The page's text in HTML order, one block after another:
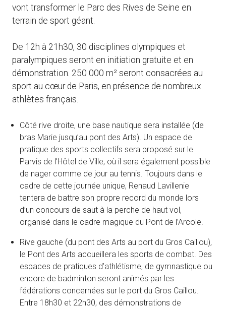
vont transformer le Parc des Rives de Seine en
terrain de sport géant.
De 12h à 21h30, 30 disciplines olympiques et
paralympiques seront en initiation gratuite et en
démonstration. 250 000 m² seront consacrées au
sport au cœur de Paris, en présence de nombreux
athlètes français.
Côté rive droite, une base nautique sera installée (de
bras Marie jusqu’au pont des Arts). Un espace de
pratique des sports collectifs sera proposé sur le
Parvis de l’Hôtel de Ville, où il sera également possible
de nager comme de jour au tennis. Toujours dans le
cadre de cette journée unique, Renaud Lavillenie
tentera de battre son propre record du monde lors
d’un concours de saut à la perche de haut vol,
organisé dans le cadre magique du Pont de l’Arcole.
Rive gauche (du pont des Arts au port du Gros Caillou),
le Pont des Arts accueillera les sports de combat. Des
espaces de pratiques d’athlétisme, de gymnastique ou
encore de badminton seront animés par les
fédérations concernées sur le port du Gros Caillou.
Entre 18h30 et 22h30, des démonstrations de